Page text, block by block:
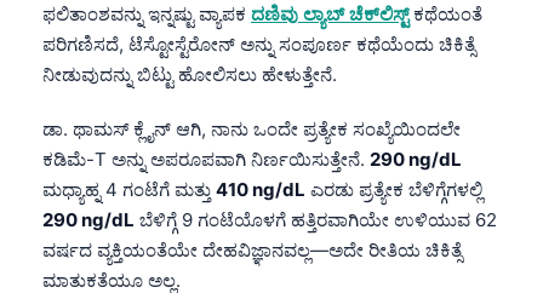
ಫಲಿತಾಂಶವನ್ನು ಇನ್ನಷ್ಟು ವ್ಯಾಪಕ ದಣಿವು ಲ್ಯಾಬ್ ಚೆಕ್‌ಲಿಸ್ಟ್ಕಥೆಯಂತೆ
ಪರಿಗಣಿಸದೆ, ಟೆಸ್ಟೋಸ್ಟೆರೋನ್ ಅನ್ನು ಸಂಪೂರ್ಣ ಕಥೆಯೆಂದು ಚಿಕಿತ್ಸೆ
ನೀಡುವುದನ್ನು ಬಿಟ್ಟು ಹೋಲಿಸಲು ಹೇಳುತ್ತೇನೆ.
ಡಾ. ಥಾಮಸ್ ಕ್ಲೈನ್ ಆಗಿ, ನಾನು ಒಂದೇ ಪ್ರತ್ಯೇಕ ಸಂಖ್ಯೆಯಿಂದಲೇ
ಕಡಿಮೆ-T ಅನ್ನು ಅಪರೂಪವಾಗಿ ನಿರ್ಣಯಿಸುತ್ತೇನೆ. 290 ng/dL
ಮಧ್ಯಾಹ್ನ 4 ಗಂಟೆಗೆ ಮತ್ತು 410 ng/dL ಎರಡು ಪ್ರತ್ಯೇಕ ಬೆಳಿಗ್ಗೆಗಳಲ್ಲಿ
290 ng/dL ಬೆಳಿಗ್ಗೆ 9 ಗಂಟೆಯೊಳಗೆ ಹತ್ತಿರವಾಗಿಯೇ ಉಳಿಯುವ 62
ವರ್ಷದ ವ್ಯಕ್ತಿಯಂತೆಯೇ ದೇಹವಿಜ್ಞಾನವಲ್ಲ—ಅದೇ ರೀತಿಯ ಚಿಕಿತ್ಸೆ
ಮಾತುಕತೆಯೂ ಅಲ್ಲ.